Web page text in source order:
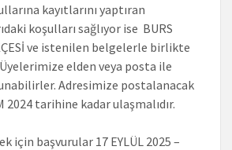
kayıtlarını yaptıran
koşulları sağlıyor ise BURS
ve istenilen belgelerle birlikte
elden veya posta ile
Adresimize postalanacak
2024 tarihine kadar ulaşmalıdır.
için başvurular 17 EYLÜL 2025 –